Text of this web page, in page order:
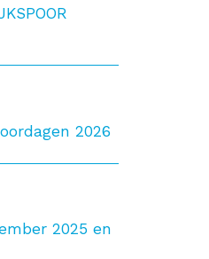
2026
2025 en